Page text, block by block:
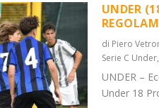
UNDER
di Piero
Serie C Under,
UNDER –
Under 18